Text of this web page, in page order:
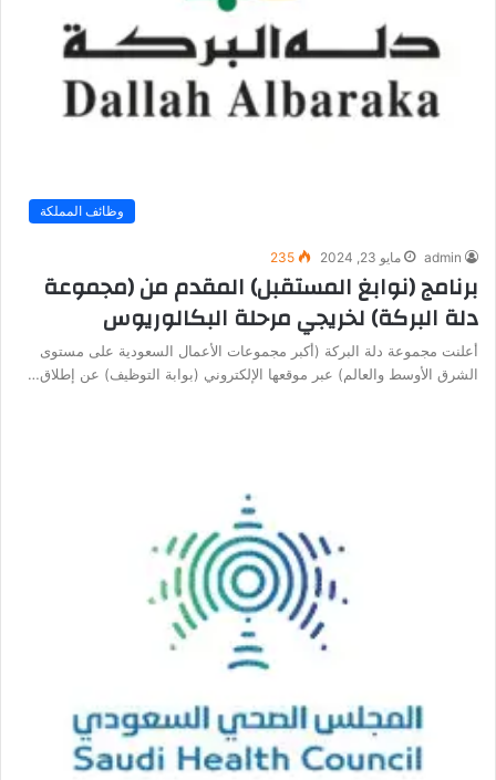
وظائف المملكة
admin مايو 23, 2024 235
برنامج (نوابغ المستقبل) المقدم من (مجموعة
دلة البركة) لخريجي مرحلة البكالوريوس
أعلنت مجموعة دلة البركة (أكبر مجموعات الأعمال السعودية على مستوى
الشرق الأوسط والعالم) عبر موقعها الإلكتروني (بوابة التوظيف) عن إطلاق…